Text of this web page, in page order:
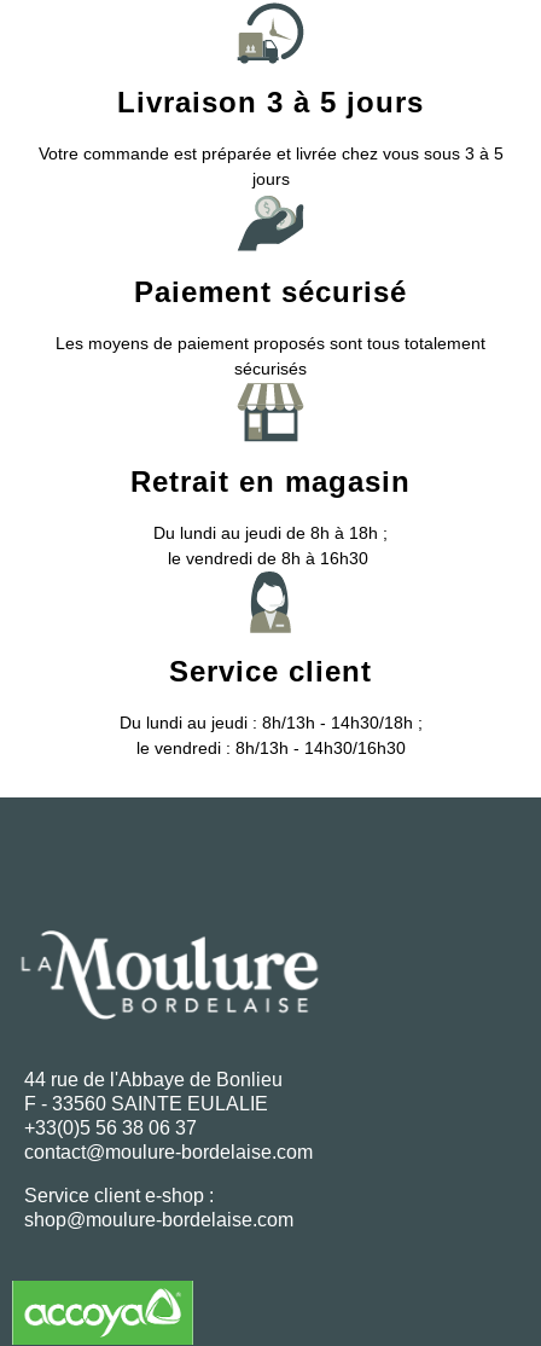
Livraison 3 à 5 jours
Votre commande est préparée et livrée chez vous sous 3 à 5
jours
Paiement sécurisé
Les moyens de paiement proposés sont tous totalement
sécurisés
Retrait en magasin
Du lundi au jeudi de 8h à 18h ;
le vendredi de 8h à 16h30
Service client
Du lundi au jeudi : 8h/13h - 14h30/18h ;
le vendredi : 8h/13h - 14h30/16h30
44 rue de l'Abbaye de Bonlieu
F - 33560 SAINTE EULALIE
+33(0)5 56 38 06 37
contact@moulure-bordelaise.com
Service client e-shop :
shop@moulure-bordelaise.com